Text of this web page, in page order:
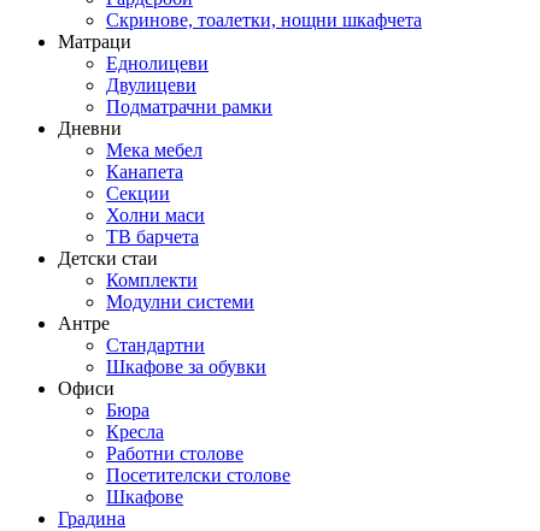
Скринове, тоалетки, нощни шкафчета
Матраци
Еднолицеви
Двулицеви
Подматрачни рамки
Дневни
Мека мебел
Канапета
Секции
Холни маси
ТВ барчета
Детски стаи
Комплекти
Модулни системи
Антре
Стандартни
Шкафове за обувки
Офиси
Бюра
Кресла
Работни столове
Посетителски столове
Шкафове
Градина